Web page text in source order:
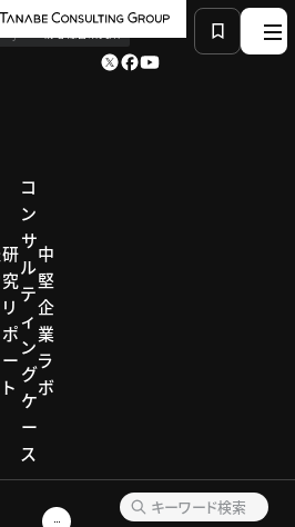
研
究
リ
ポ
ー
ト
コ
ン
サ
ル
テ
ィ
ン
グ
ケ
ー
ス
中
堅
企
業
ラ
ボ
」を放ち、「働いてよかった」を
本地域医療センター